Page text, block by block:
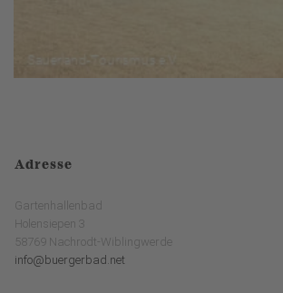
Adresse
Gartenhallenbad
Holensiepen 3
58769 Nachrodt-Wiblingwerde
info@buergerbad.net